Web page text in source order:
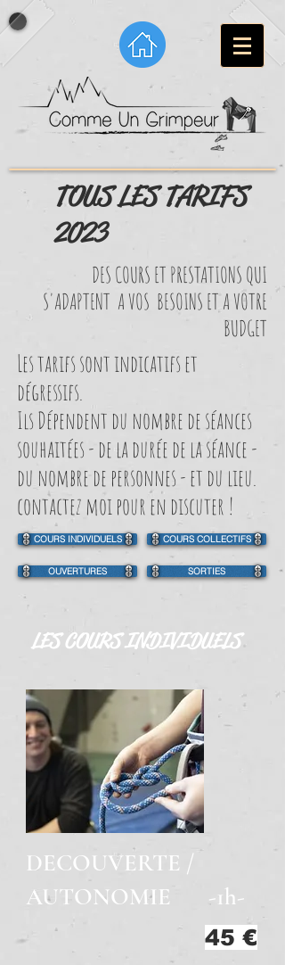
TOUS LES TARIFS
2023
DES COURS ET PRESTATIONS QUI
S'ADAPTENT A VOS BESOINS ET A VOTRE
BUDGET
Les tarifs sont indicatifs et
dégressifs.
Ils Dépendent du nombre de séances
souhaitées - de la durée de la séance -
du nombre de personnes - et du lieu.
contactez moi pour en discuter !
COURS INDIVIDUELS COURS COLLECTIFS
OUVERTURES SORTIES
LES COURS INDIVIDUELS
DECOUVERTE /
AUTONOMIE -1h-
45 €